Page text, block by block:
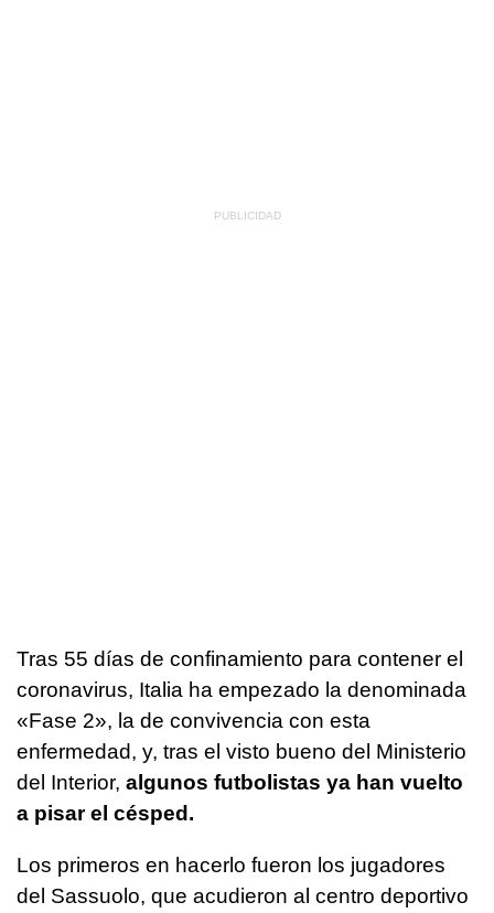
Tras 55 días de confinamiento para contener el
coronavirus, Italia ha empezado la denominada
«Fase 2», la de convivencia con esta
enfermedad, y, tras el visto bueno del Ministerio
del Interior, algunos futbolistas ya han vuelto
a pisar el césped.
Los primeros en hacerlo fueron los jugadores
del Sassuolo, que acudieron al centro deportivo